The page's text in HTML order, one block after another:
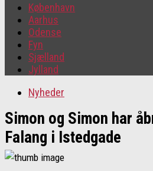
København
Aarhus
Odense
Fyn
Sjælland
Jylland
Nyheder
Simon og Simon har
Falang i Istedgade